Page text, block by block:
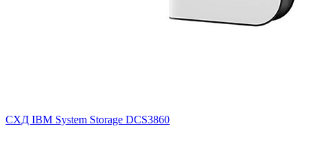
СХД IBM System Storage DCS3860